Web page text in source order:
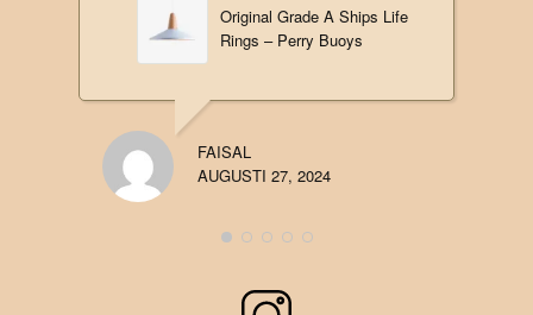
Original Grade A Ships Life
Rings – Perry Buoys
FAISAL
AUGUSTI 27, 2024